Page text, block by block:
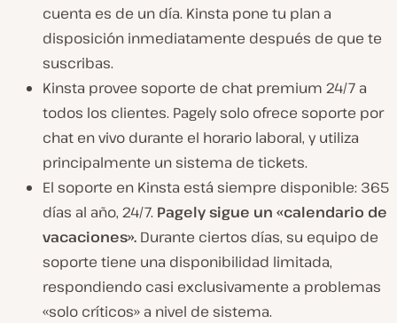
cuenta es de un día. Kinsta pone tu plan a
disposición inmediatamente después de que te
suscribas.
Kinsta provee soporte de chat premium 24/7 a
todos los clientes. Pagely solo ofrece soporte por
chat en vivo durante el horario laboral, y utiliza
principalmente un sistema de tickets.
El soporte en Kinsta está siempre disponible: 365
días al año, 24/7. Pagely sigue un «calendario de
vacaciones». Durante ciertos días, su equipo de
soporte tiene una disponibilidad limitada,
respondiendo casi exclusivamente a problemas
«solo críticos» a nivel de sistema.